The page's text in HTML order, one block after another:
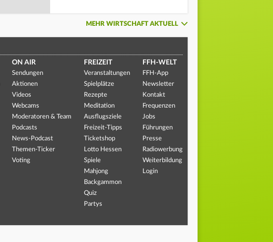
MEHR WIRTSCHAFT AKTUELL
ON AIR
Sendungen
Aktionen
Videos
Webcams
Moderatoren & Team
Podcasts
News-Podcast
Themen-Ticker
Voting
FREIZEIT
Veranstaltungen
Spielplätze
Rezepte
Meditation
Ausflugsziele
Freizeit-Tipps
Ticketshop
Lotto Hessen
Spiele
Mahjong
Backgammon
Quiz
Partys
FFH-WELT
FFH-App
Newsletter
Kontakt
Frequenzen
Jobs
Führungen
Presse
Radiowerbung
Weiterbildung
Login